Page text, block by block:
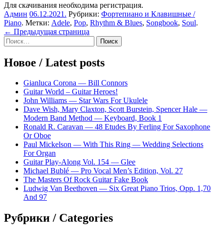
Для скачивания необходима регистрация.
Админ 06.12.2021 . Рубрики: Фортепиано и Клавишные /
Piano. Метки: Adele, Pop, Rhythm & Blues, Songbook, Soul.
Навигация
по
записям
← Предыдущая страница
Sidebar
Найти:
Новое / Latest posts
Gianluca Corona — Bill Connors
Guitar World – Guitar Heroes!
John Williams — Star Wars For Ukulele
Dave Wish, Mary Claxton, Scott Burstein, Spencer Hale —
Modern Band Method — Keyboard, Book 1
Ronald R. Caravan — 48 Etudes By Ferling For Saxophone
Or Oboe
Paul Mickelson — With This Ring — Wedding Selections
For Organ
Guitar Play-Along Vol. 154 — Glee
Michael Bublé — Pro Vocal Men’s Edition, Vol. 27
The Masters Of Rock Guitar Fake Book
Ludwig Van Beethoven — Six Great Piano Trios, Opp. 1,70
And 97
Рубрики / Categories